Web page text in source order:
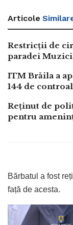
Articole
Restricții de
paradei
ITM Brăila a
144 de
Reținut de
pentru
Bărbatul a fost
față de acesta.